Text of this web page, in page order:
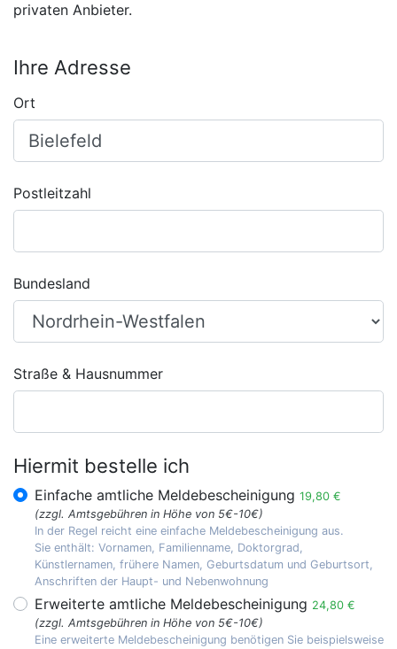
privaten Anbieter.
Ihre Adresse
Ort
Postleitzahl
Bundesland
Straße & Hausnummer
Hiermit bestelle ich
Einfache amtliche Meldebescheinigung 19,80 €
(zzgl. Amtsgebühren in Höhe von 5€-10€)
In der Regel reicht eine einfache Meldebescheinigung aus.
Sie enthält: Vornamen, Familienname, Doktorgrad,
Künstlernamen, frühere Namen, Geburtsdatum und Geburtsort,
Anschriften der Haupt- und Nebenwohnung
Erweiterte amtliche Meldebescheinigung 24,80 €
(zzgl. Amtsgebühren in Höhe von 5€-10€)
Eine erweiterte Meldebescheinigung benötigen Sie beispielsweise